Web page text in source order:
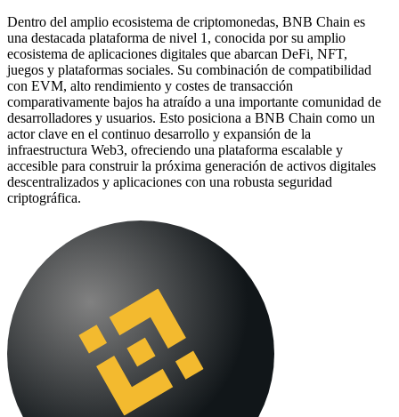
Dentro del amplio ecosistema de criptomonedas, BNB Chain es
una destacada plataforma de nivel 1, conocida por su amplio
ecosistema de aplicaciones digitales que abarcan DeFi, NFT,
juegos y plataformas sociales. Su combinación de compatibilidad
con EVM, alto rendimiento y costes de transacción
comparativamente bajos ha atraído a una importante comunidad de
desarrolladores y usuarios. Esto posiciona a BNB Chain como un
actor clave en el continuo desarrollo y expansión de la
infraestructura Web3, ofreciendo una plataforma escalable y
accesible para construir la próxima generación de activos digitales
descentralizados y aplicaciones con una robusta seguridad
criptográfica.